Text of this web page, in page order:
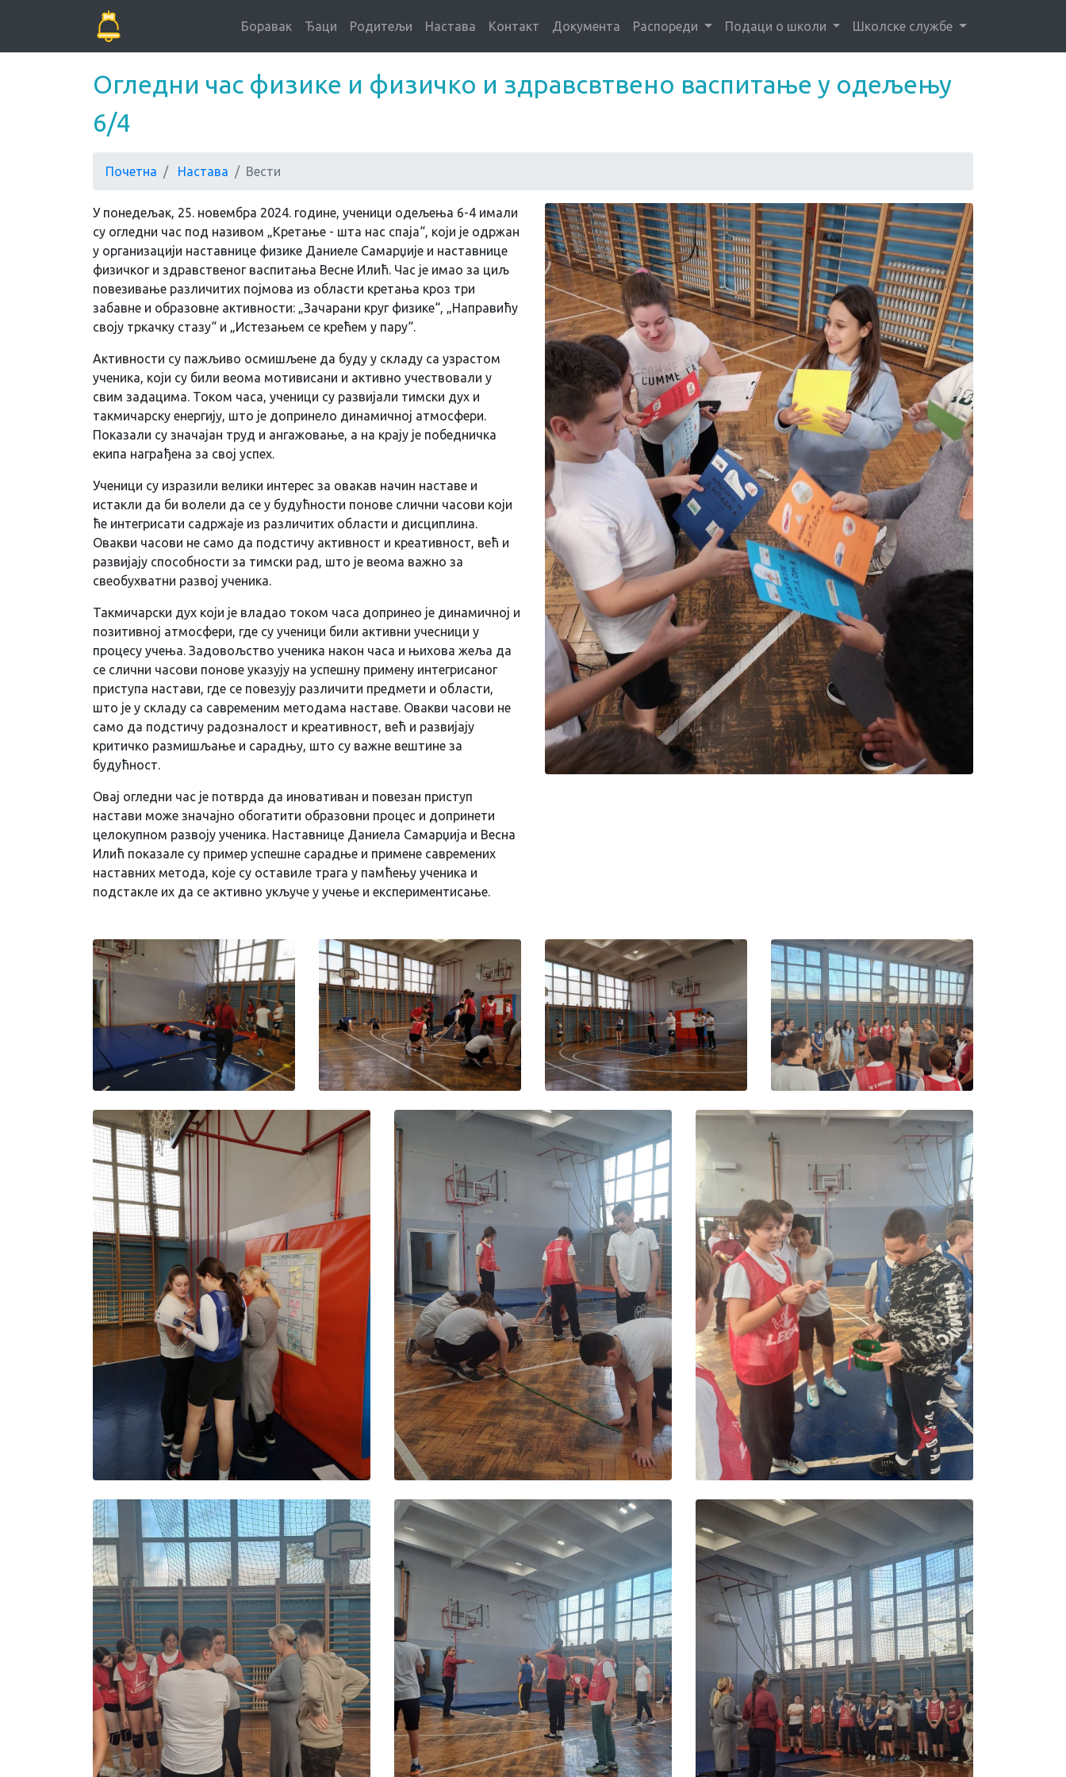
Боравак Ђаци Родитељи Настава Контакт Документа Распореди Подаци о школи Школске службе
Огледни час физике и физичко и здравсвтвено васпитање у одељењу
6/4
Почетна Настава Вести
У понедељак, 25. новембра 2024. године, ученици одељења 6-4 имали
су огледни час под називом „Кретање - шта нас спаја“, који је одржан
у организацији наставнице физике Даниеле Самарџије и наставнице
физичког и здравственог васпитања Весне Илић. Час је имао за циљ
повезивање различитих појмова из области кретања кроз три
забавне и образовне активности: „Зачарани круг физике“, „Направићу
своју тркачку стазу“ и „Истезањем се крећем у пару“.
Активности су пажљиво осмишљене да буду у складу са узрастом
ученика, који су били веома мотивисани и активно учествовали у
свим задацима. Током часа, ученици су развијали тимски дух и
такмичарску енергију, што је допринело динамичној атмосфери.
Показали су значајан труд и ангажовање, а на крају је победничка
екипа награђена за свој успех.
Ученици су изразили велики интерес за овакав начин наставе и
истакли да би волели да се у будућности понове слични часови који
ће интегрисати садржаје из различитих области и дисциплина.
Овакви часови не само да подстичу активност и креативност, већ и
развијају способности за тимски рад, што је веома важно за
свеобухватни развој ученика.
Такмичарски дух који је владао током часа допринео је динамичној и
позитивној атмосфери, где су ученици били активни учесници у
процесу учења. Задовољство ученика након часа и њихова жеља да
се слични часови понове указују на успешну примену интегрисаног
приступа настави, где се повезују различити предмети и области,
што је у складу са савременим методама наставе. Овакви часови не
само да подстичу радозналост и креативност, већ и развијају
критичко размишљање и сарадњу, што су важне вештине за
будућност.
Овај огледни час је потврда да иновативан и повезан приступ
настави може значајно обогатити образовни процес и допринети
целокупном развоју ученика. Наставнице Даниела Самарџија и Весна
Илић показале су пример успешне сарадње и примене савремених
наставних метода, које су оставиле трага у памћењу ученика и
подстакле их да се активно укључе у учење и експериментисање.